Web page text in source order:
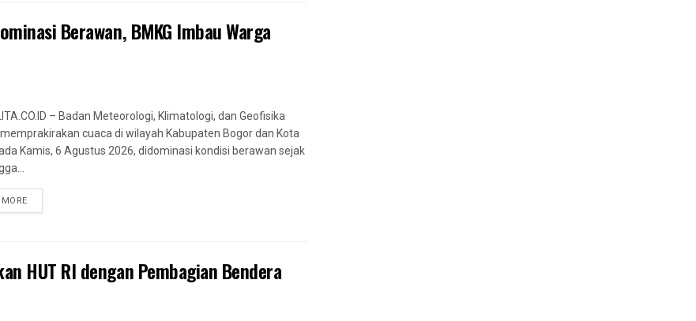
Berawan, BMKG Imbau Warga
– Badan Meteorologi, Klimatologi, dan Geofisika
cuaca di wilayah Kabupaten Bogor dan Kota
Kamis, 6 Agustus 2026, didominasi kondisi berawan sejak
HUT RI dengan Pembagian Bendera